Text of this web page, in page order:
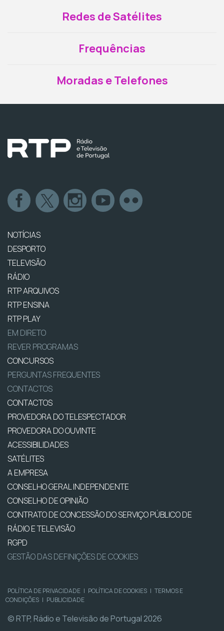
Redes de Satélites
Frequências
Moradas e Telefones
NOTÍCIAS
DESPORTO
TELEVISÃO
RÁDIO
RTP ARQUIVOS
RTP ENSINA
RTP PLAY
EM DIRETO
REVER PROGRAMAS
CONCURSOS
PERGUNTAS FREQUENTES
CONTACTOS
CONTACTOS
PROVEDORA DO TELESPECTADOR
PROVEDORA DO OUVINTE
ACESSIBILIDADES
SATÉLITES
A EMPRESA
CONSELHO GERAL INDEPENDENTE
CONSELHO DE OPINIÃO
CONTRATO DE CONCESSÃO DO SERVIÇO PÚBLICO DE
RÁDIO E TELEVISÃO
RGPD
GESTÃO DAS DEFINIÇÕES DE COOKIES
POLÍTICA DE PRIVACIDADE | POLÍTICA DE COOKIES | TERMOS E
CONDIÇÕES | PUBLICIDADE
© RTP, Rádio e Televisão de Portugal 2026